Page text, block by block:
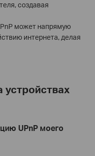
создавая
может напрямую
интернета, делая
устройствах
UPnP моего